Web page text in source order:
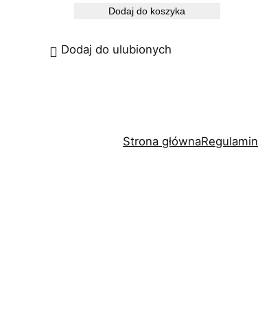
Dodaj do koszyka
Dodaj do ulubionych
Strona głównaRegulamin